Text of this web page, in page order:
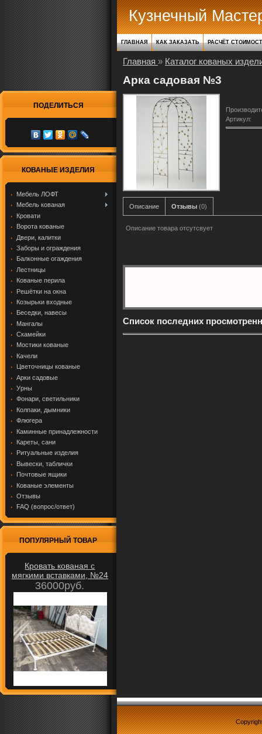
ПОДЕЛИТЬСЯ
КОВАНЫЕ ИЗДЕЛИЯ
Мебель ЛОФТ
Мебель кованая
Кровати
Ворота кованые
Двери, калитки
Заборы и ограждения
Балконные огаждения
Лестницы
Кованые перила
Решётки на окна
Козырьки входные
Беседки, навесы
Мангалы
Скамейки
Мостики кованые
Качели
Цветочницы кованые
Арки садовые
Урны
Фонари, светильники
Колпаки, дымники
Флюгера
Каминные принадлежности
Кареты, сани
Ритуальные изделия
Вывески, таблички
Почтовые ящики
Кованые элементы
Отзывы
FAQ (вопрос/ответ)
ПОПУЛЯРНЫЙ ТОВАР
Кровать кованая с
мягкими вставками, №24
36000руб.
Кузнечный
ГЛАВНАЯ КАК ЗАКАЗАТЬ РАСЧЁТ
Главная » Каталог кованых
Арка садовая №3
Артикул:
Описание Отзывы (0)
Описание товара отсутсвует
Список последних